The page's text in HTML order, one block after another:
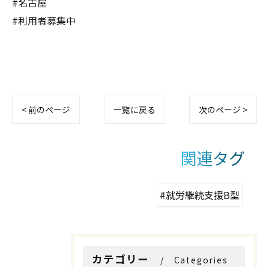
#利用者募集中
< 前のページ 一覧に戻る 次のページ >
関連タグ
#就労継続支援B型
カテゴリー Categories